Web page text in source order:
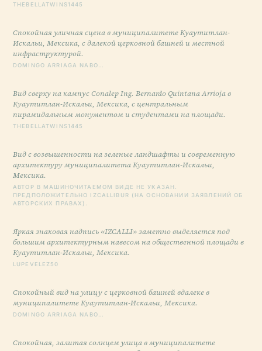
THEBELLATWINS1445
Спокойная уличная сцена в муниципалитете Куаутитлан-
Искальи, Мексика, с далекой церковной башней и местной
инфраструктурой.
DOMINGO ARRIAGA NABO…
Вид сверху на кампус Conalep Ing. Bernardo Quintana Arrioja в
Куаутитлан-Искальи, Мексика, с центральным
пирамидальным монументом и студентами на площади.
THEBELLATWINS1445
Вид с возвышенности на зеленые ландшафты и современную
архитектуру муниципалитета Куаутитлан-Искальи,
Мексика.
АВТОР В МАШИНОЧИТАЕМОМ ВИДЕ НЕ УКАЗАН.
ПРЕДПОЛОЖИТЕЛЬНО IZCALLIBUR (НА ОСНОВАНИИ ЗАЯВЛЕНИЙ ОБ
АВТОРСКИХ ПРАВАХ).
Яркая знаковая надпись «IZCALLI» заметно выделяется под
большим архитектурным навесом на общественной площади в
Куаутитлан-Искальи, Мексика.
LUPEVELEZ50
Спокойный вид на улицу с церковной башней вдалеке в
муниципалитете Куаутитлан-Искальи, Мексика.
DOMINGO ARRIAGA NABO…
Спокойная, залитая солнцем улица в муниципалитете